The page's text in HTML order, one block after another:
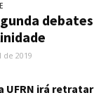
debates
de 2019
UFRN irá retratar